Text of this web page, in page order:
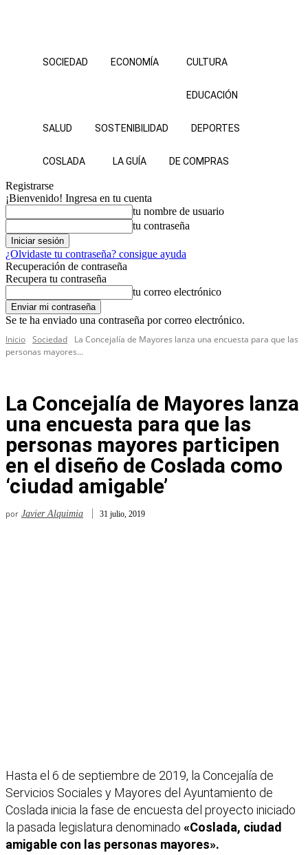
SOCIEDAD ECONOMÍA CULTURA
EDUCACIÓN
SALUD SOSTENIBILIDAD DEPORTES
COSLADA LA GUÍA DE COMPRAS
Registrarse
¡Bienvenido! Ingresa en tu cuenta
tu nombre de usuario
tu contraseña
¿Olvidaste tu contraseña? consigue ayuda
Recuperación de contraseña
Recupera tu contraseña
tu correo electrónico
Se te ha enviado una contraseña por correo electrónico.
Inicio Sociedad
La Concejalía de Mayores lanza una encuesta para que las
personas mayores...
La Concejalía de Mayores lanza
una encuesta para que las
personas mayores participen
en el diseño de Coslada como
‘ciudad amigable’
por Javier Alquimia 31 julio, 2019
Hasta el 6 de septiembre de 2019, la Concejalía de
Servicios Sociales y Mayores del Ayuntamiento de
Coslada inicia la fase de encuesta del proyecto iniciado
la pasada legislatura denominado «Coslada, ciudad
amigable con las personas mayores».